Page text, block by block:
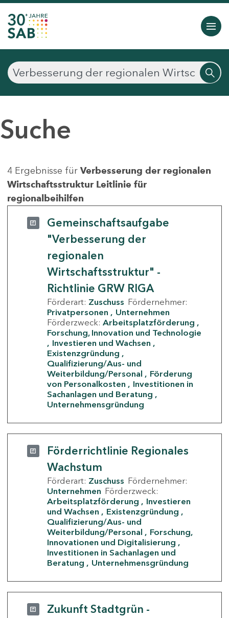
Suche
4 Ergebnisse für Verbesserung der regionalen
Wirtschaftsstruktur Leitlinie für
regionalbeihilfen
Gemeinschaftsaufgabe
"Verbesserung der
regionalen
Wirtschaftsstruktur" -
Richtlinie GRW RIGA
Förderart: Zuschuss Fördernehmer:
Privatpersonen
Unternehmen
Förderzweck: Arbeitsplatzförderung
Forschung, Innovation und Technologie
Investieren und Wachsen
Existenzgründung
Qualifizierung/Aus- und
Weiterbildung/Personal
Förderung
von Personalkosten
Investitionen in
Sachanlagen und Beratung
Unternehmensgründung
Förderrichtlinie Regionales
Wachstum
Förderart: Zuschuss Fördernehmer:
Unternehmen Förderzweck:
Arbeitsplatzförderung
Investieren
und Wachsen
Existenzgründung
Qualifizierung/Aus- und
Weiterbildung/Personal
Forschung,
Innovationen und Digitalisierung
Investitionen in Sachanlagen und
Beratung
Unternehmensgründung
Zukunft Stadtgrün -